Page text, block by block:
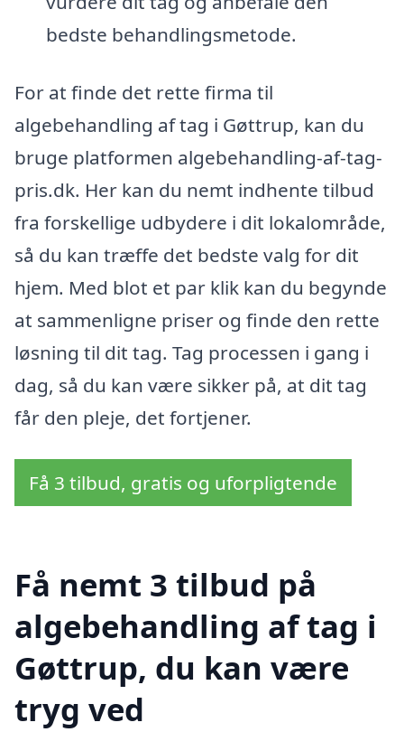
bedste behandlingsmetode.
For at finde det rette firma til
algebehandling af tag i Gøttrup, kan du
bruge platformen algebehandling-af-tag-
pris.dk. Her kan du nemt indhente tilbud
fra forskellige udbydere i dit lokalområde,
så du kan træffe det bedste valg for dit
hjem. Med blot et par klik kan du begynde
at sammenligne priser og finde den rette
løsning til dit tag. Tag processen i gang i
dag, så du kan være sikker på, at dit tag
får den pleje, det fortjener.
Få 3 tilbud, gratis og uforpligtende
Få nemt 3 tilbud på
algebehandling af tag i
Gøttrup, du kan være
tryg ved